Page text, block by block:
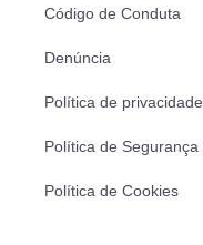
Código de Conduta
Denúncia
Política de privacidade
Política de Segurança
Política de Cookies